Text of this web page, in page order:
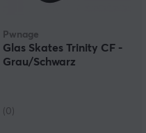
Pwnage
Glas Skates Trinity CF -
Grau/Schwarz
(0)